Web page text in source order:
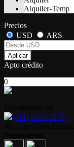
Alquiler-Temp
Precios
USD
ARS
Aplicar
Apto crédito
0
(011) 2462-1276